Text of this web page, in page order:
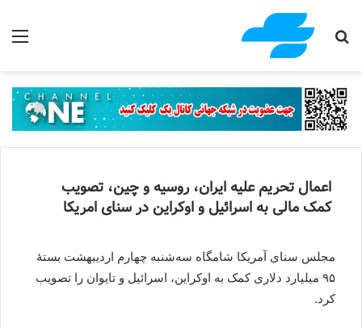
جستجو برای
اعمال تحریم علیه ایران، روسیه و چین، تصویب
کمک مالی به اسرائیل و اوکراین در سنای امریکا
مجلس سنای آمریکا شامگاه سه‌شنبه چهارم اردیبهشت بستهٔ
۹۵ میلیارد دلاری کمک به اوکراین، اسرائیل و تایوان را تصویب
کرد.